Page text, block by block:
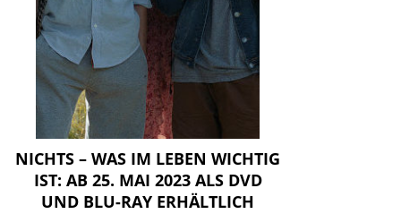
NICHTS – WAS IM LEBEN WICHTIG
IST: AB 25. MAI 2023 ALS DVD
UND BLU-RAY ERHÄLTLICH